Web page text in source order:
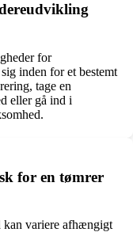
for
inden for et bestemt
tage en
eller gå ind i
for en tømrer
variere afhængigt